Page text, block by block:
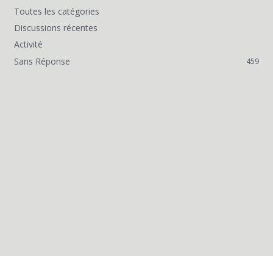
L
i
e
Toutes les catégories
Discussions récentes
Activité
Sans Réponse
459